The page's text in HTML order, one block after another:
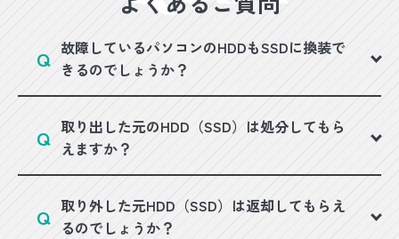
故障しているパソコンのHDDもSSDに換装で
きるのでしょうか？
取り出した元のHDD（SSD）は処分してもら
えますか？
取り外した元HDD（SSD）は返却してもらえ
るのでしょうか？